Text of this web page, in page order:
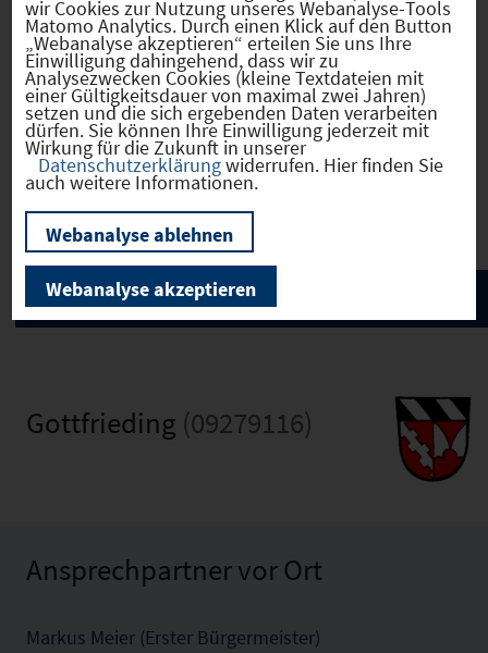
Verkehrsinfrastruktur
Kommunale Infrastruktur
Gottfrieding (09279116)
Ansprechpartner vor Ort
Markus Meier (Erster Bürgermeister)
wir Cookies zur Nutzung unseres Webanalyse-Tools
Matomo Analytics. Durch einen Klick auf den Button
„Webanalyse akzeptieren“ erteilen Sie uns Ihre
Einwilligung dahingehend, dass wir zu
Analysezwecken Cookies (kleine Textdateien mit
einer Gültigkeitsdauer von maximal zwei Jahren)
setzen und die sich ergebenden Daten verarbeiten
dürfen. Sie können Ihre Einwilligung jederzeit mit
Wirkung für die Zukunft in unserer
Datenschutzerklärungwiderrufen. Hier finden Sie
auch weitere Informationen.
Webanalyse ablehnen
Webanalyse akzeptieren